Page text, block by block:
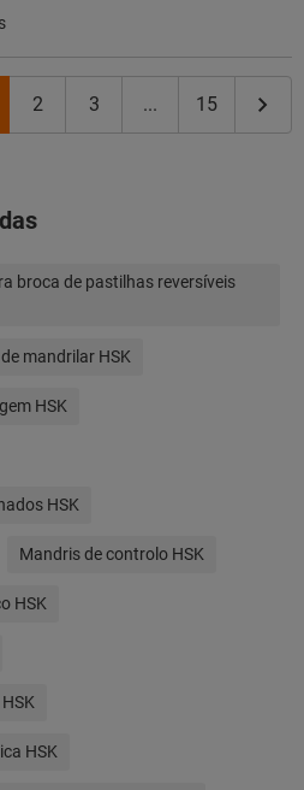
2 3 ... 15
broca de pastilhas reversíveis
mandrilar HSK
HSK
HSK
Mandris de controlo HSK
HSK
HSK